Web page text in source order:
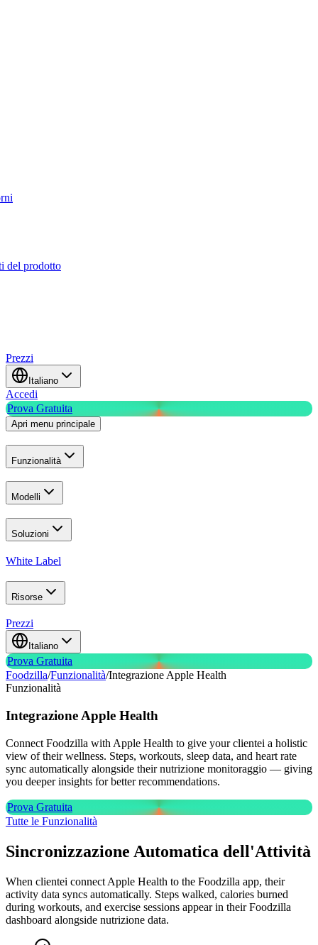
del prodotto
Prezzi
Italiano
Accedi
Prova Gratuita
Apri menu principale
Funzionalità
Modelli
Soluzioni
White Label
Risorse
Prezzi
Italiano
Prova Gratuita
Foodzilla/Funzionalità/Integrazione Apple Health
Funzionalità
Integrazione Apple Health
Connect Foodzilla with Apple Health to give your clientei a holistic
view of their wellness. Steps, workouts, sleep data, and heart rate
sync automatically alongside their nutrizione monitoraggio — giving
you deeper insights for better recommendations.
Prova Gratuita
Tutte le Funzionalità
Sincronizzazione Automatica dell'Attività
When clientei connect Apple Health to the Foodzilla app, their
activity data syncs automatically. Steps walked, calories burned
during workouts, and exercise sessions appear in their Foodzilla
dashboard alongside nutrizione data.